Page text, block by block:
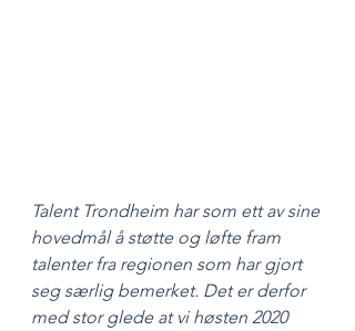
Talent Trondheim har som ett av sine
hovedmål å støtte og løfte fram
talenter fra regionen som har gjort
seg særlig bemerket. Det er derfor
med stor glede at vi høsten 2020